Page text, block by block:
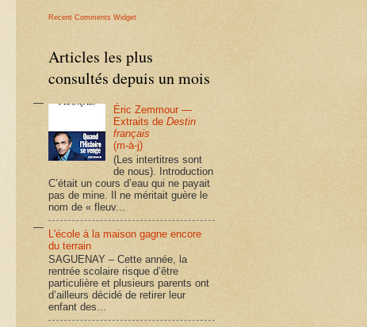
Recent Comments Widget
Articles les plus
consultés depuis un mois
Éric Zemmour —
Extraits deDestin
français
(m-à-j)
(Les intertitres sont
de nous). Introduction
C’était un cours d’eau qui ne payait
pas de mine. Il ne méritait guère le
nom de « fleuv...
L'école à la maison gagne encore
du terrain
SAGUENAY – Cette année, la
rentrée scolaire risque d’être
particulière et plusieurs parents ont
d’ailleurs décidé de retirer leur
enfant des...